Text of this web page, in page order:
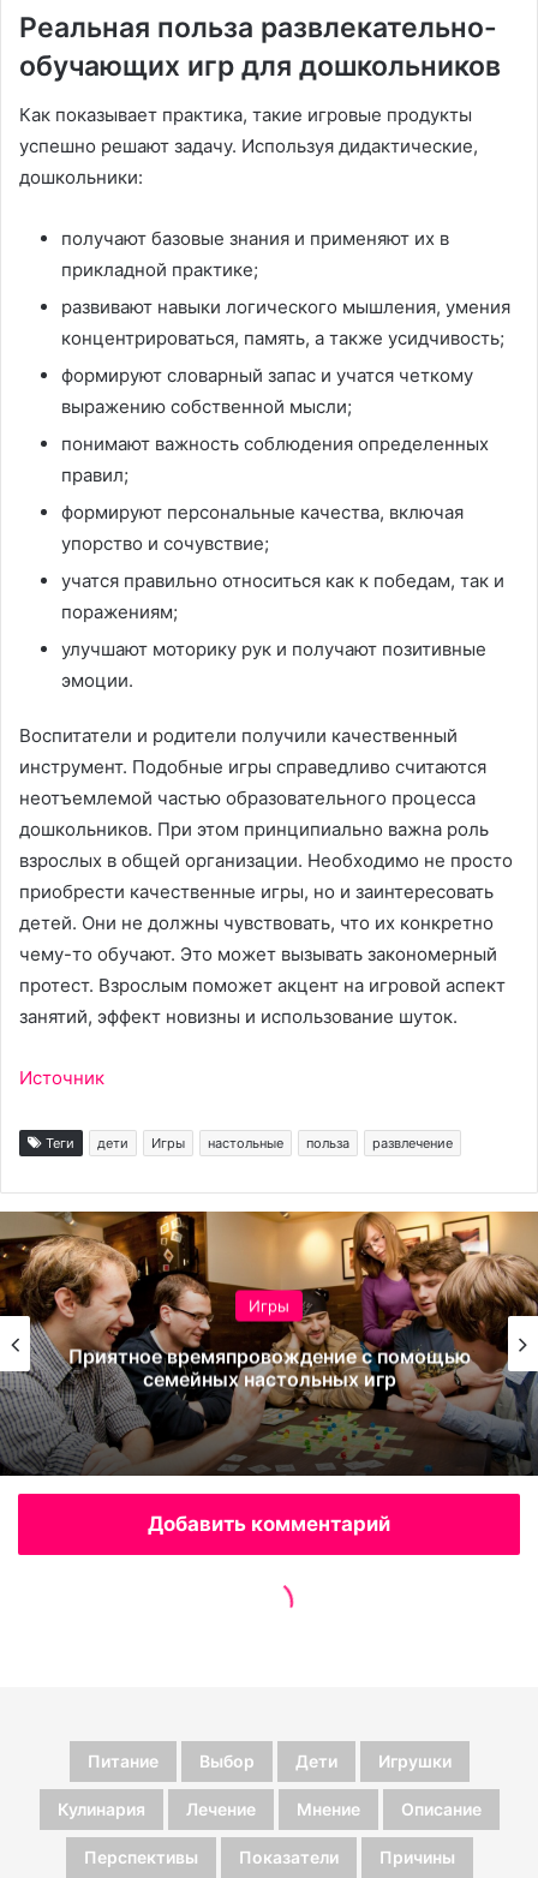
Питание Выбор Дети Игрушки
Кулинария Лечение Мнение Описание
Перспективы Показатели Причины